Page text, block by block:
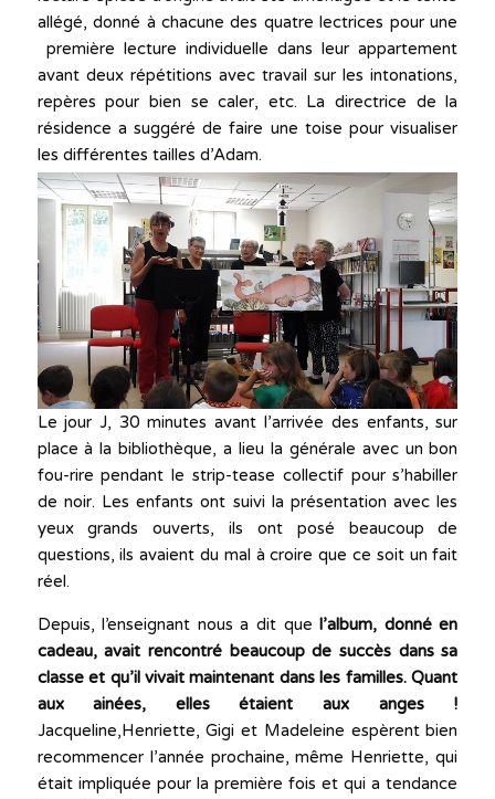
allégé, donné à chacune des quatre lectrices pour une
première lecture individuelle dans leur appartement
avant deux répétitions avec travail sur les intonations,
repères pour bien se caler, etc. La directrice de la
résidence a suggéré de faire une toise pour visualiser
les différentes tailles d’Adam.
Le jour J, 30 minutes avant l’arrivée des enfants, sur
place à la bibliothèque, a lieu la générale avec un bon
fou-rire pendant le strip-tease collectif pour s’habiller
de noir. Les enfants ont suivi la présentation avec les
yeux grands ouverts, ils ont posé beaucoup de
questions, ils avaient du mal à croire que ce soit un fait
réel.
Depuis, l’enseignant nous a dit quel’album, donné en
cadeau, avait rencontré beaucoup de succès dans sa
classe et qu’il vivait maintenant dans les familles. Quant
aux ainées, elles étaient aux anges !
Jacqueline,Henriette, Gigi et Madeleine espèrent bien
recommencer l’année prochaine, même Henriette, qui
était impliquée pour la première fois et qui a tendance